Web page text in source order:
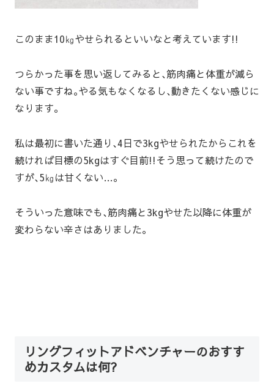
このまま10㎏やせられるといいなと考えています!!
つらかった事を思い返してみると､筋肉痛と体重が減ら
ない事ですね｡やる気もなくなるし､動きたくない感じに
なります｡
私は最初に書いた通り､4日で3kgやせられたからこれを
続ければ目標の5kgはすぐ目前!!そう思って続けたので
すが､5㎏は甘くない…｡
そういった意味でも､筋肉痛と3kgやせた以降に体重が
変わらない辛さはありました｡
リングフィットアドベンチャーのおすす
めカスタムは何?